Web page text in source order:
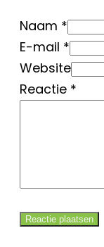
Naam *
E-mail *
Website
Reactie *